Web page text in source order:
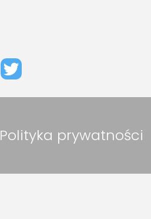
Polityka prywatności